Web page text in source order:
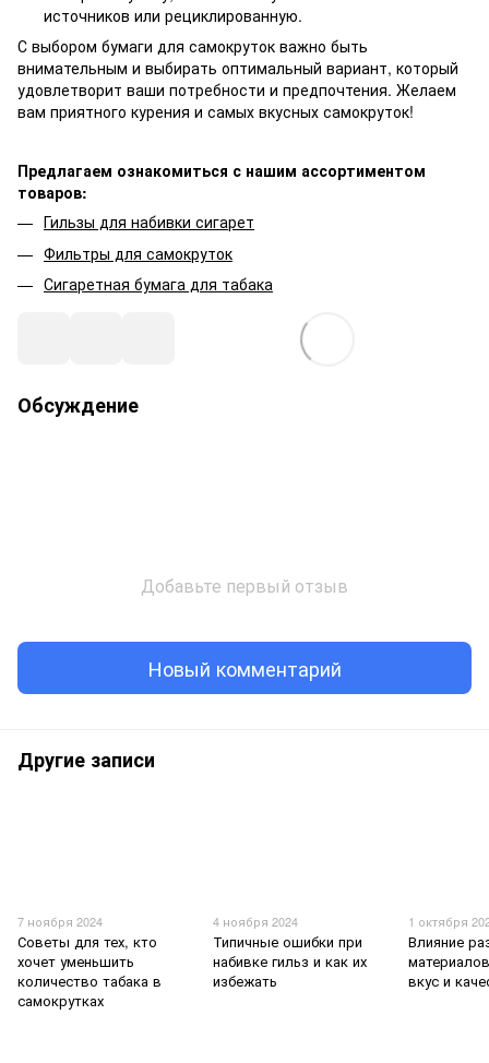
источников или рециклированную.
С выбором бумаги для самокруток важно быть
внимательным и выбирать оптимальный вариант, который
удовлетворит ваши потребности и предпочтения. Желаем
вам приятного курения и самых вкусных самокруток!
Предлагаем ознакомиться с нашим ассортиментом
товаров:
Гильзы для набивки сигарет
Фильтры для самокруток
Сигаретная бумага для табака
Обсуждение
Добавьте первый отзыв
Новый комментарий
Другие записи
7 ноября 2024
Советы для тех, кто
хочет уменьшить
количество табака в
самокрутках
4 ноября 2024
Типичные ошибки при
набивке гильз и как их
избежать
1 октября
Влияние
вкус и